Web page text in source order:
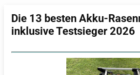
Die 13 besten Akku-
inklusive Testsieger 2026